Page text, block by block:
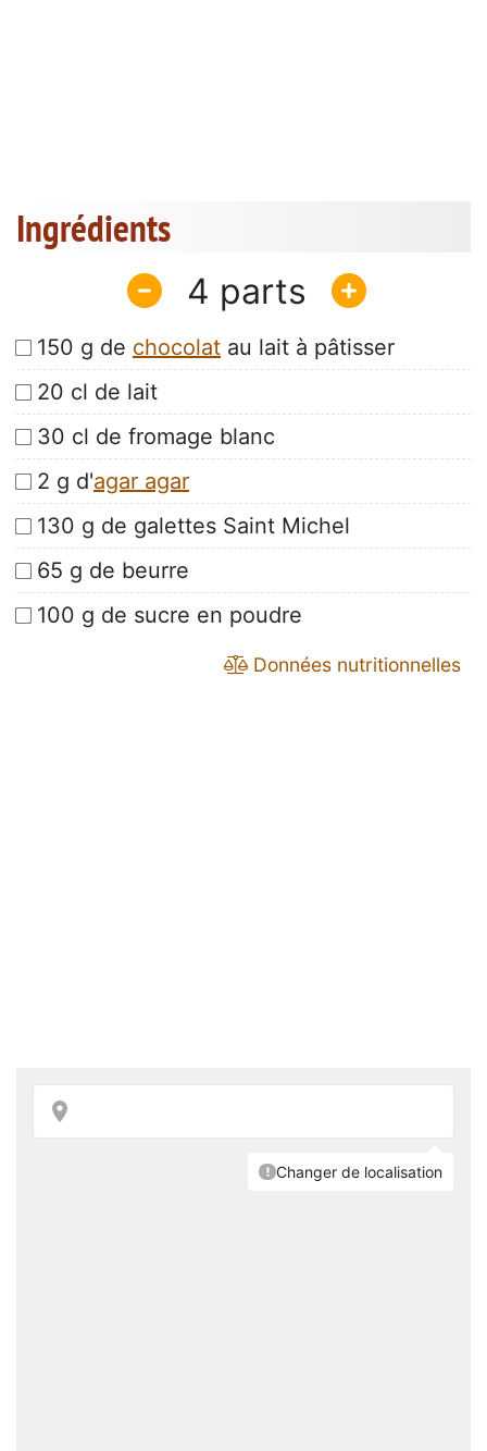
Ingrédients
4
150 g de chocolat au lait à pâtisser
20 cl de lait
30 cl de fromage blanc
2 g d'agar agar
130 g de galettes Saint Michel
65 g de beurre
100 g de sucre en poudre
Données nutritionnelles